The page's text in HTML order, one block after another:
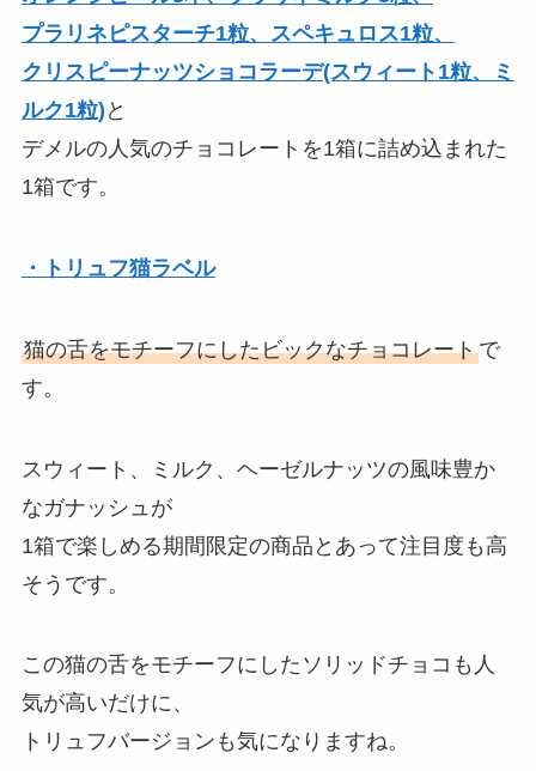
プラリネピスターチ1粒、スペキュロス1粒、
クリスピーナッツショコラーデ(スウィート1粒、ミ
ルク1粒) と
デメルの人気のチョコレートを1箱に詰め込まれた
1箱です。
・トリュフ猫ラベル
猫の舌をモチーフにしたビックなチョコレートで
す。
スウィート、ミルク、ヘーゼルナッツの風味豊か
なガナッシュが
1箱で楽しめる期間限定の商品とあって注目度も高
そうです。
この猫の舌をモチーフにしたソリッドチョコも人
気が高いだけに、
トリュフバージョンも気になりますね。